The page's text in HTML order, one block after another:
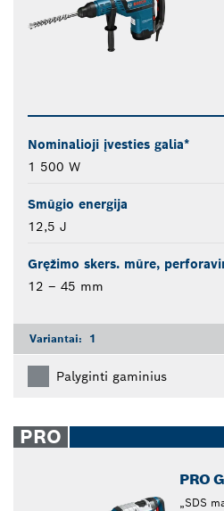
Nominalioji įvesties galia*
1 500 W
Smūgio energija
12,5 J
Gręžimo skers. mūre,
12 – 45 mm
Variantai: 1
Palyginti gaminius
PRO
PRO
„SDS